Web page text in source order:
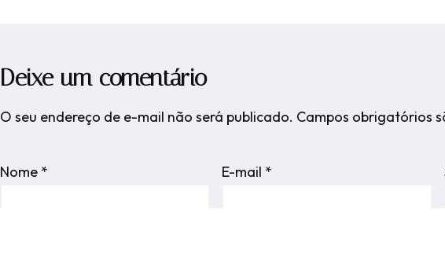
Deixe um comentário
O seu endereço de e-mail não será publicado. Campos obrigatórios
Nome * E-mail *